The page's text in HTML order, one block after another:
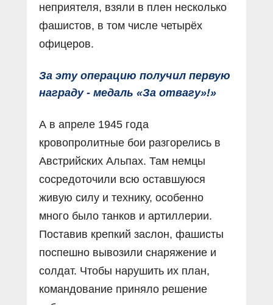
неприятеля, взяли в плен несколько
фашистов, в том числе четырёх
офицеров.
За эту операцию получил первую
награду - медаль «За отвагу»!»
А в апреле 1945 года
кровопролитные бои разгорелись в
Австрийских Альпах. Там немцы
сосредоточили всю оставшуюся
живую силу и технику, особенно
много было танков и артиллерии.
Поставив крепкий заслон, фашисты
поспешно вывозили снаряжение и
солдат. Чтобы нарушить их план,
командование приняло решение